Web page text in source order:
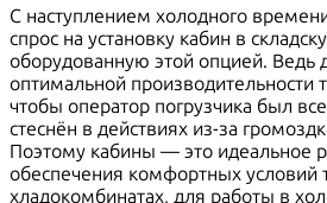
С наступлением холодного времени
спрос на установку кабин в
оборудованную этой опцией. Ведь
оптимальной производительности
чтобы оператор погрузчика был
стеснён в действиях из-за
Поэтому кабины — это идеальное
обеспечения комфортных условий
хладокомбинатах, для работы в